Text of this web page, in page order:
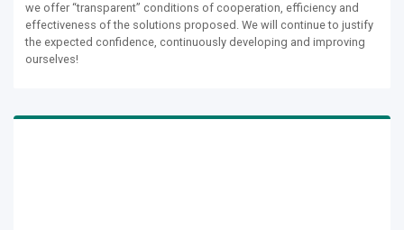
we offer “transparent” conditions of cooperation, efficiency and
effectiveness of the solutions proposed. We will continue to justify
the expected confidence, continuously developing and improving
ourselves!